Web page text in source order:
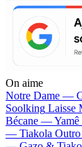
On aime
Notre Dame —
Soolking
Bécane —Yamê
— Tiakola